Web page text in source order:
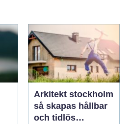
Arkitekt stockholm
så skapas hållbar
och tidlös